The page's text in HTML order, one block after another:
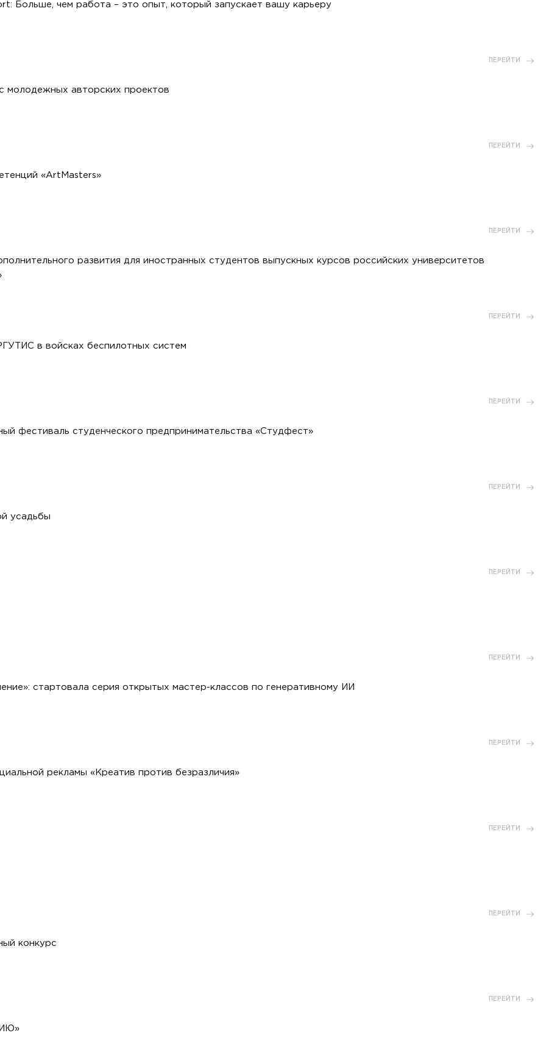
Больше, чем работа – это опыт, который запускает вашу карьеру
ПЕРЕЙТИ
молодежных авторских проектов
ПЕРЕЙТИ
«ArtMasters»
ПЕРЕЙТИ
развития для иностранных студентов выпускных курсов российских университетов
ПЕРЕЙТИ
в войсках беспилотных систем
ПЕРЕЙТИ
фестиваль студенческого предпринимательства «Студфест»
ПЕРЕЙТИ
усадьбы
ПЕРЕЙТИ
ПЕРЕЙТИ
стартовала серия открытых мастер-классов по генеративному ИИ
ПЕРЕЙТИ
рекламы «Креатив против безразличия»
ПЕРЕЙТИ
ПЕРЕЙТИ
конкурс
ПЕРЕЙТИ